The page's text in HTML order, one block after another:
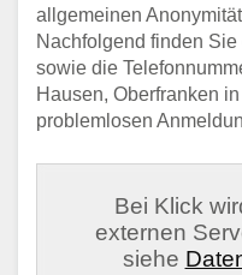
allgemeinen
Nachfolgend finden
sowie die
Hausen, Oberfranken
problemlosen
Bei Klick
externen
siehe